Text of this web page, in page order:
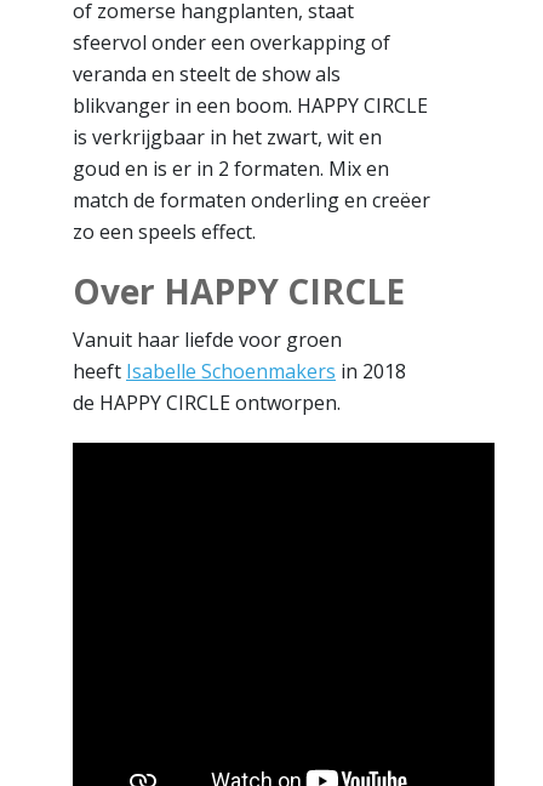
of zomerse hangplanten, staat
sfeervol onder een overkapping of
veranda en steelt de show als
blikvanger in een boom. HAPPY CIRCLE
is verkrijgbaar in het zwart, wit en
goud en is er in 2 formaten. Mix en
match de formaten onderling en creëer
zo een speels effect.
Over HAPPY CIRCLE
Vanuit haar liefde voor groen
heeft Isabelle Schoenmakers in 2018
de HAPPY CIRCLE ontworpen.